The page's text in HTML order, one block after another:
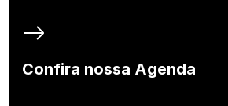
Confira nossa Agenda